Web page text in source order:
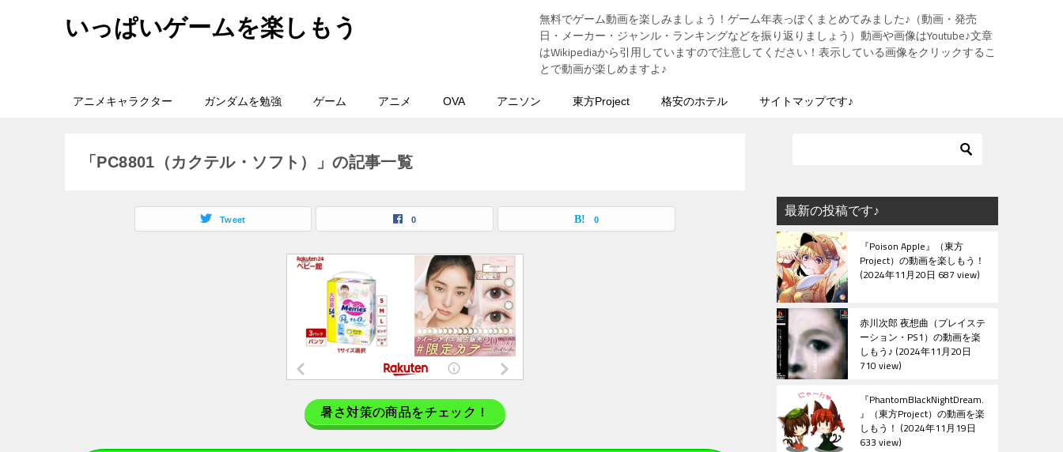
いっぱいゲームを楽しもう
無料でゲーム動画を楽しみましょう！ゲーム年表っぽくまとめてみました♪（動画・発売
日・メーカー・ジャンル・ランキングなどを振り返りましょう）動画や画像はYoutube♪文章
はWikipediaから引用していますので注意してください！表示している画像をクリックするこ
とで動画が楽しめますよ♪
アニメキャラクター ガンダムを勉強 ゲーム アニメ OVA アニソン 東方Project 格安のホテル サイトマップです♪
「PC8801（カクテル・ソフト）」の記事一覧
Tweet 0 0
暑さ対策の商品をチェック！
最新の投稿です♪
『Poison Apple』（東方
Project）の動画を楽しもう！
2024年11月20日 687 view
赤川次郎 夜想曲（プレイステ
ーション・PS1）の動画を楽
しもう♪ 2024年11月20日
710 view
『PhantomBlackNightDream.
』（東方Project）の動画を楽
しもう！ 2024年11月19日
633 view